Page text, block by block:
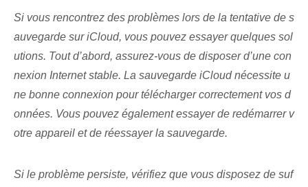
Si vous rencontrez des problèmes lors de la tentative de s
auvegarde sur iCloud, vous pouvez essayer quelques sol
utions. Tout d’abord, assurez-vous de disposer d’une con
nexion Internet stable. La sauvegarde iCloud nécessite u
ne bonne connexion pour télécharger correctement vos d
onnées. Vous pouvez également essayer de redémarrer v
otre appareil⁢ et de réessayer⁣ la sauvegarde.
Si le problème persiste, vérifiez que vous disposez de suf